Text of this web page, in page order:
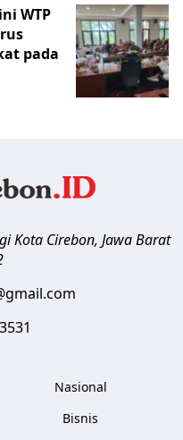
WTP
pada
Kota Cirebon, Jawa Barat
Nasional
Bisnis